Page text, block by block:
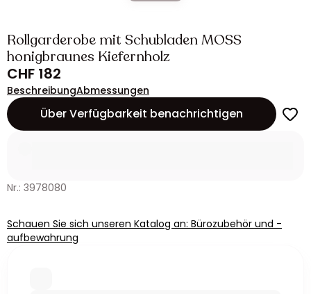
Rollgarderobe mit Schubladen MOSS
honigbraunes Kiefernholz
CHF 182
BeschreibungAbmessungen
Über Verfügbarkeit benachrichtigen
Nr.: 3978080
Schauen Sie sich unseren Katalog an: Bürozubehör und -
aufbewahrung